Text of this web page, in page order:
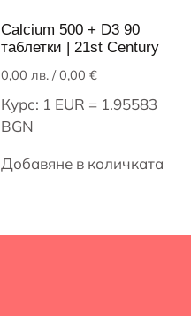
Calcium 500 + D3 90
таблетки | 21st Century
0,00 лв./ 0,00 €
Курс: 1 EUR = 1.95583
BGN
Добавяне в количката